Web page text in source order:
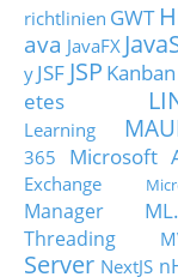
richtlinien GWT
ava JavaFX
y JSF JSP Kanban
etes
Learning
365
Microsoft
Exchange
Manager
Threading
Server NextJS